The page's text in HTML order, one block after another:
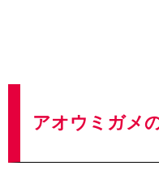
アオウミガメ